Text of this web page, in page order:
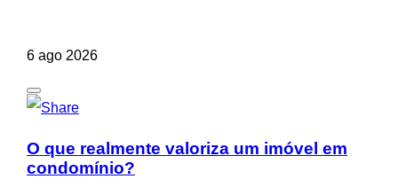
6 ago 2026
O que realmente valoriza um imóvel em
condomínio?